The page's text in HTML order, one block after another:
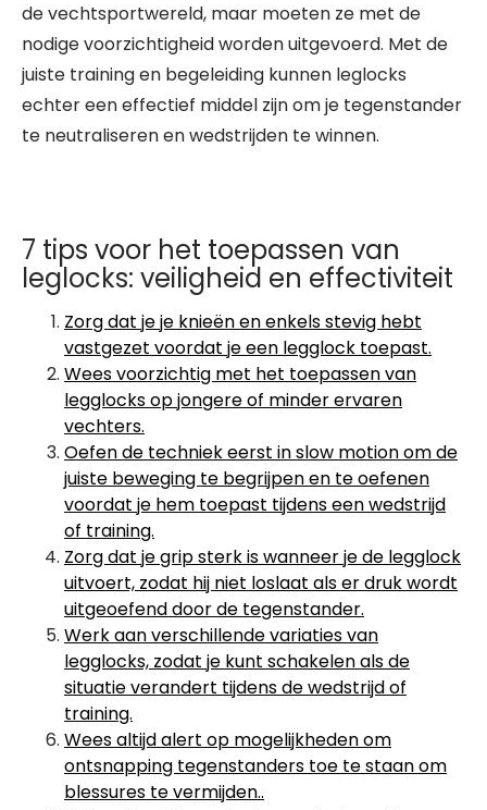
de vechtsportwereld, maar moeten ze met de
nodige voorzichtigheid worden uitgevoerd. Met de
juiste training en begeleiding kunnen leglocks
echter een effectief middel zijn om je tegenstander
te neutraliseren en wedstrijden te winnen.
7 tips voor het toepassen van
leglocks: veiligheid en effectiviteit
Zorg dat je je knieën en enkels stevig hebt
vastgezet voordat je een legglock toepast.
Wees voorzichtig met het toepassen van
legglocks op jongere of minder ervaren
vechters.
Oefen de techniek eerst in slow motion om de
juiste beweging te begrijpen en te oefenen
voordat je hem toepast tijdens een wedstrijd
of training.
Zorg dat je grip sterk is wanneer je de legglock
uitvoert, zodat hij niet loslaat als er druk wordt
uitgeoefend door de tegenstander.
Werk aan verschillende variaties van
legglocks, zodat je kunt schakelen als de
situatie verandert tijdens de wedstrijd of
training.
Wees altijd alert op mogelijkheden om
ontsnapping tegenstanders toe te staan ​​om
blessures te vermijden..